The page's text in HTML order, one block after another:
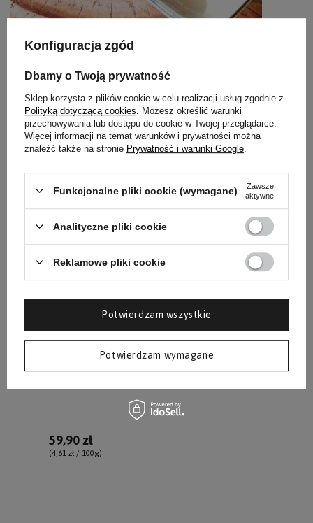
Pokaż więcej wpisów zGrudzień 2023
Polecane
59,90 zł
(4,61 zł / 100g)
Konfiguracja zgód
Dbamy o Twoją prywatność
Sklep korzysta z plików cookie w celu realizacji usług zgodnie z
Polityką dotyczącą cookies . Możesz określić warunki
przechowywania lub dostępu do cookie w Twojej przeglądarce.
Więcej informacji na temat warunków i prywatności można
znaleźć także na stronie Prywatność i warunki Google
Funkcjonalne pliki cookie (wymagane)
Zawsze
aktywne
Analityczne pliki cookie
Reklamowe pliki cookie
Potwierdzam wymagane
Potwierdzam wszystkie